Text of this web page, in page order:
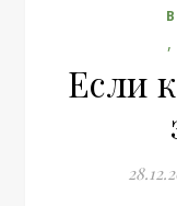
,
Если